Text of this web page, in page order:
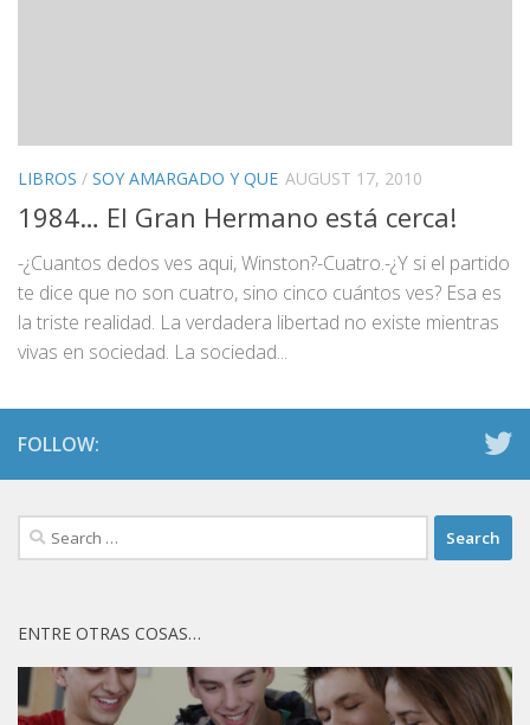
LIBROS / SOY AMARGADO Y QUE AUGUST 17, 2010
1984… El Gran Hermano está cerca!
-¿Cuantos dedos ves aqui, Winston?-Cuatro.-¿Y si el partido
te dice que no son cuatro, sino cinco cuántos ves? Esa es
la triste realidad. La verdadera libertad no existe mientras
vivas en sociedad. La sociedad...
FOLLOW:
Search
for:
ENTRE OTRAS COSAS…